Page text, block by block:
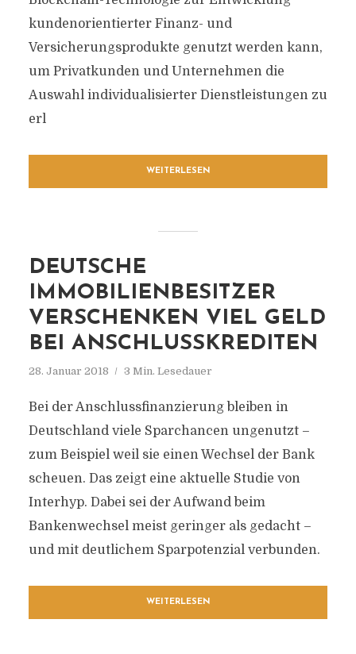
kundenorientierter Finanz- und
Versicherungsprodukte genutzt werden kann,
um Privatkunden und Unternehmen die
Auswahl individualisierter Dienstleistungen zu
erl
WEITERLESEN
DEUTSCHE
IMMOBILIENBESITZER
VERSCHENKEN VIEL GELD
BEI ANSCHLUSSKREDITEN
28. Januar 2018 3 Min. Lesedauer
Bei der Anschlussfinanzierung bleiben in
Deutschland viele Sparchancen ungenutzt –
zum Beispiel weil sie einen Wechsel der Bank
scheuen. Das zeigt eine aktuelle Studie von
Interhyp. Dabei sei der Aufwand beim
Bankenwechsel meist geringer als gedacht –
und mit deutlichem Sparpotenzial verbunden.
WEITERLESEN